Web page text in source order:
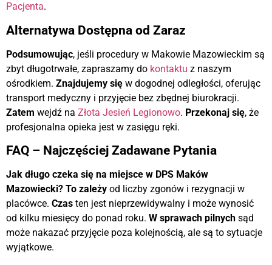
Pacjenta.
Alternatywa Dostępna od Zaraz
Podsumowując, jeśli procedury w Makowie Mazowieckim są
zbyt długotrwałe, zapraszamy do kontaktu z naszym
ośrodkiem. Znajdujemy się w dogodnej odległości, oferując
transport medyczny i przyjęcie bez zbędnej biurokracji.
Zatem wejdź na Złota Jesień Legionowo. Przekonaj się, że
profesjonalna opieka jest w zasięgu ręki.
FAQ – Najczęściej Zadawane Pytania
Jak długo czeka się na miejsce w DPS Maków
Mazowiecki? To zależy od liczby zgonów i rezygnacji w
placówce. Czas ten jest nieprzewidywalny i może wynosić
od kilku miesięcy do ponad roku. W sprawach pilnych sąd
może nakazać przyjęcie poza kolejnością, ale są to sytuacje
wyjątkowe.